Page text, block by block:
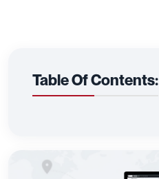
Table Of Contents: